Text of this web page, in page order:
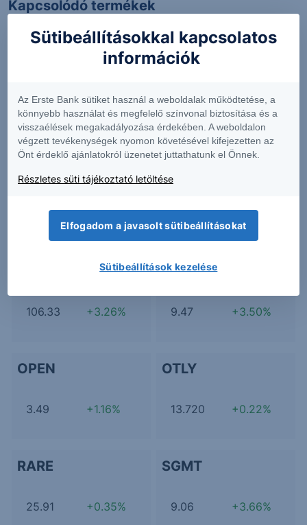
Kapcsolódó termékek
0.91 -4.66% 10.88 +3.42%
COMM
19.58 +2.84%
EFSC
65.91 -0.71%
106.33 +3.26%
LTBR
9.47 +3.50%
OPEN
3.49 +1.16%
OTLY
13.720 +0.22%
RARE
25.91 +0.35%
SGMT
9.06 +3.66%
Sütibeállításokkal kapcsolatos
információk
Az Erste Bank sütiket használ a weboldalak működtetése, a
könnyebb használat és megfelelő színvonal biztosítása és a
visszaélések megakadályozása érdekében. A weboldalon
végzett tevékenységek nyomon követésével kifejezetten az
Önt érdeklő ajánlatokról üzenetet juttathatunk el Önnek.
Részletes süti tájékoztató letöltése
Elfogadom a javasolt sütibeállításokat
Sütibeállítások kezelése